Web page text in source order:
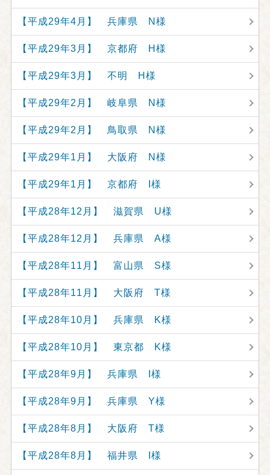
【平成29年4月】 兵庫県 N様
【平成29年3月】 京都府 H様
【平成29年3月】 不明 H様
【平成29年2月】 岐阜県 N様
【平成29年2月】 鳥取県 N様
【平成29年1月】 大阪府 N様
【平成29年1月】 京都府 I様
【平成28年12月】 滋賀県 U様
【平成28年12月】 兵庫県 A様
【平成28年11月】 富山県 S様
【平成28年11月】 大阪府 T様
【平成28年10月】 兵庫県 K様
【平成28年10月】 東京都 K様
【平成28年9月】 兵庫県 I様
【平成28年9月】 兵庫県 Y様
【平成28年8月】 大阪府 T様
【平成28年8月】 福井県 I様